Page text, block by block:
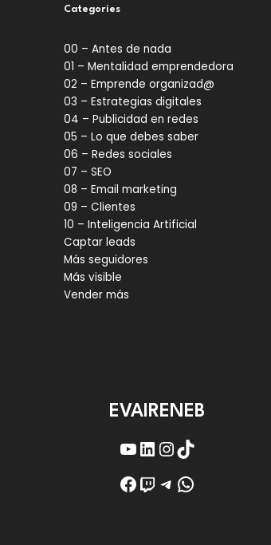
Categories
00 – Antes de nada
01 – Mentalidad emprendedora
02 – Emprende organizad@
03 – Estrategias digitales
04 – Publicidad en redes
05 – Lo que debes saber
06 – Redes sociales
07 – SEO
08 – Email marketing
09 – Clientes
10 – Inteligencia Artificial
Captar leads
Más seguidores
Más visible
Vender más
EVAIRENEB
YouTube
LinkedIn
Instagram
TikTok
Facebook
Twitch
Telegram
WhatsApp